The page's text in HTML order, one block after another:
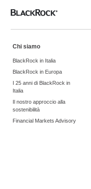
Chi siamo
BlackRock in Italia
BlackRock in Europa
I 25 anni di BlackRock in
Italia
Il nostro approccio alla
sostenibilità
Financial Markets Advisory